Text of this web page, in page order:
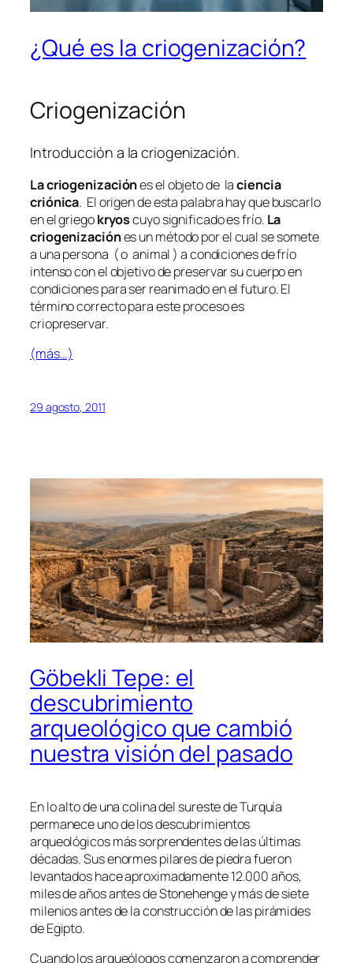
¿Qué es la criogenización?
Criogenización
Introducción a la criogenización.
La criogenizaciónes el objeto de laciencia
criónica. El origen de esta palabra hay que buscarlo
en el griegokryoscuyo significado es frío. La
criogenizaciónes un método por el cual se somete
a una persona ( o animal ) a condiciones de frío
intenso con el objetivo de preservar su cuerpo en
condiciones para ser reanimado en el futuro. El
término correcto para este proceso es
criopreservar.
(más…)
29 agosto, 2011
Göbekli Tepe: el
descubrimiento
arqueológico que cambió
nuestra visión del pasado
En lo alto de una colina del sureste de Turquía
permanece uno de los descubrimientos
arqueológicos más sorprendentes de las últimas
décadas. Sus enormes pilares de piedra fueron
levantados hace aproximadamente 12.000 años,
miles de años antes de Stonehenge y más de siete
milenios antes de la construcción de las pirámides
de Egipto.
Cuando los arqueólogos comenzaron a comprender